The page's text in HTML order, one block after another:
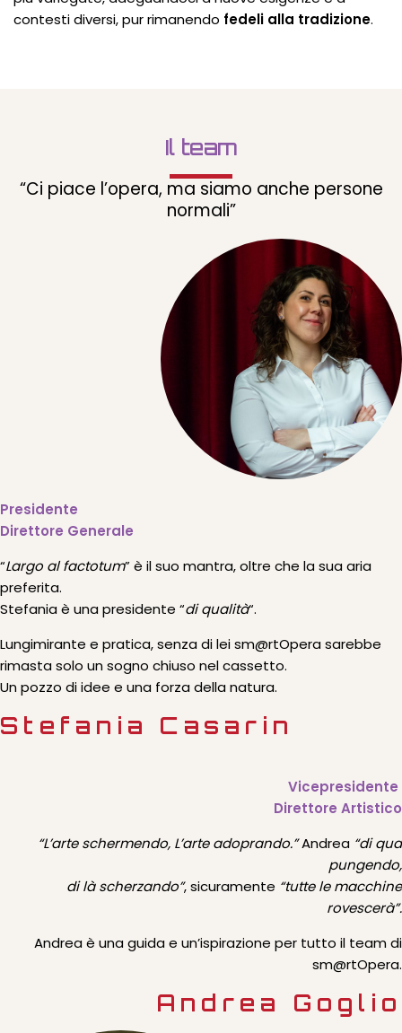
contesti diversi, pur rimanendo fedeli alla tradizione.
Il team
“Ci piace l’opera, ma siamo anche persone
normali”
Presidente
Direttore Generale
“Largo al factotum” è il suo mantra, oltre che la sua aria
preferita.
Stefania è una presidente “di qualità“.
Lungimirante e pratica, senza di lei sm@rtOpera sarebbe
rimasta solo un sogno chiuso nel cassetto.
Un pozzo di idee e una forza della natura.
Stefania Casarin
Vicepresidente
Direttore Artistico
“L’arte schermendo, L’arte adoprando.”Andrea “di qua
pungendo,
di là scherzando”, sicuramente “tutte le macchine
rovescerà”.
Andrea è una guida e un’ispirazione per tutto il team di
sm@rtOpera.
Andrea Goglio